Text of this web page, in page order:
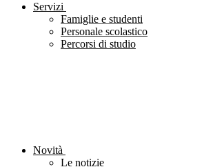
Servizi
Famiglie e studenti
Personale scolastico
Percorsi di studio
Novità
Le notizie